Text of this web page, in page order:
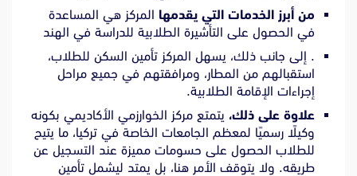
من أبرز الخدمات التي يقدمها المركز هي المساعدة
في الحصول على التأشيرة الطلابية للدراسة في الهند
. إلى جانب ذلك، يسهل المركز تأمين السكن للطلاب،
استقبالهم من المطار، ومرافقتهم في جميع مراحل
إجراءات الإقامة الطلابية.
علاوة على ذلك، يتمتع مركز الخوارزمي الأكاديمي بكونه
وكيلًا رسميًا لمعظم الجامعات الخاصة في تركيا، ما يتيح
للطلاب الحصول على حسومات مميزة عند التسجيل عن
طريقه. ولا يتوقف الأمر هنا، بل يمتد ليشمل تأمين